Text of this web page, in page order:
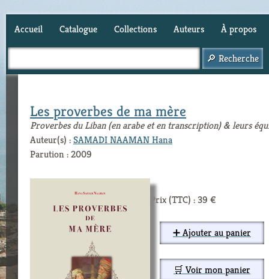
Accueil Catalogue Collections Auteurs À propos
Les proverbes de ma mère
Proverbes du Liban (en arabe et en transcription) & leurs
Auteur(s) :SAMADI NAAMAN Hana
Parution : 2009
Prix (TTC) : 39 €
➕ Ajouter au panier
🛒 Voir mon panier